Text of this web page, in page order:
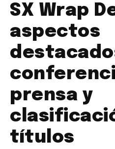
SX Wrap
aspectos
prensa y
títulos